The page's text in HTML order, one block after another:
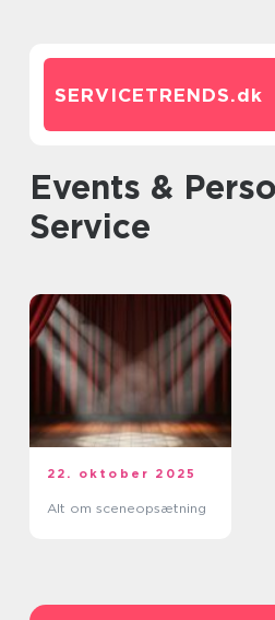
SERVICETRENDS.dk
Events & Personlig
Service
22. oktober 2025
Alt om sceneopsætning